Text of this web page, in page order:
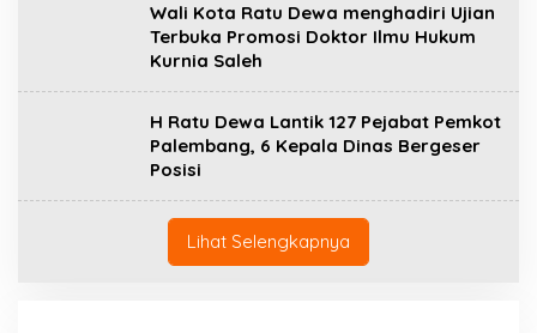
Wali Kota Ratu Dewa menghadiri Ujian
Terbuka Promosi Doktor Ilmu Hukum
Kurnia Saleh
H Ratu Dewa Lantik 127 Pejabat Pemkot
Palembang, 6 Kepala Dinas Bergeser
Posisi
Lihat Selengkapnya